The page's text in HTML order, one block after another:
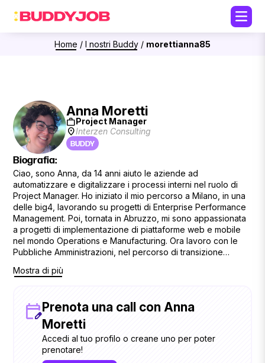
Home / I nostri Buddy / morettianna85
Anna Moretti
workProject Manager
location_onInterzen Consulting
BUDDY
Biografia:
Ciao, sono Anna, da 14 anni aiuto le aziende ad
automatizzare e digitalizzare i processi interni nel ruolo di
Project Manager. Ho iniziato il mio percorso a Milano, in una
delle big4, lavorando su progetti di Enterprise Performance
Management. Poi, tornata in Abruzzo, mi sono appassionata
a progetti di implementazione di piattaforme web e mobile
nel mondo Operations e Manufacturing. Ora lavoro con le
Pubbliche Amministrazioni, nel percorso di transizione
HR e UX Design, temi che mi appassionano da sempre. Sono
Mostra di più
Prenota una call con Anna
Moretti
Accedi al tuo profilo o creane uno per poter
prenotare!